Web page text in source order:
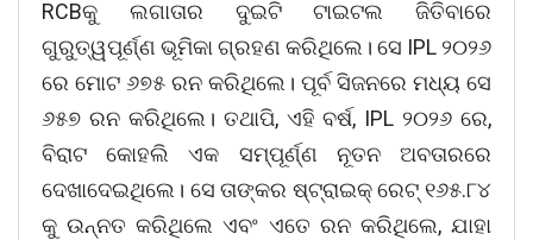
RCBକୁ ଲଗାତାର ଦୁଇଟି ଟାଇଟଲ ଜିତିବାରେ
ଗୁରୁତ୍ୱପୂର୍ଣ୍ଣ ଭୂମିକା ଗ୍ରହଣ କରିଥିଲେ। ସେ IPL ୨୦୨୬
ରେ ମୋଟ ୬୭୫ ରନ କରିଥିଲେ। ପୂର୍ବ ସିଜନରେ ମଧ୍ୟ ସେ
୬୫୭ ରନ କରିଥିଲେ। ତଥାପି, ଏହି ବର୍ଷ, IPL ୨୦୨୬ ରେ,
ବିରାଟ କୋହଲି ଏକ ସମ୍ପୂର୍ଣ୍ଣ ନୂତନ ଅବତାରରେ
ଦେଖାଦେଇଥିଲେ। ସେ ତାଙ୍କର ଷ୍ଟ୍ରାଇକ୍ ରେଟ୍ ୧୬୫.୮୪
କୁ ଉନ୍ନତ କରିଥିଲେ ଏବଂ ଏତେ ରନ କରିଥିଲେ, ଯାହା